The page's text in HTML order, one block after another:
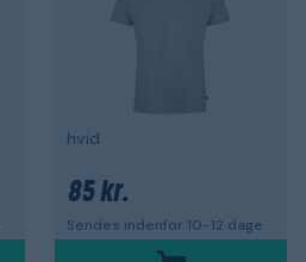
hvid
85 kr.
Sendes indenfor 10-12 dage